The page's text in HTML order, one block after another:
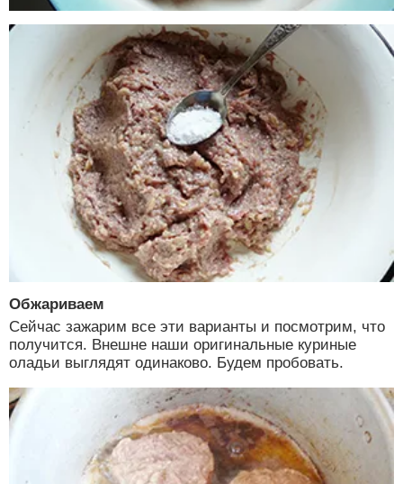
Обжариваем
Сейчас зажарим все эти варианты и посмотрим, что
получится. Внешне наши оригинальные куриные
оладьи выглядят одинаково. Будем пробовать.